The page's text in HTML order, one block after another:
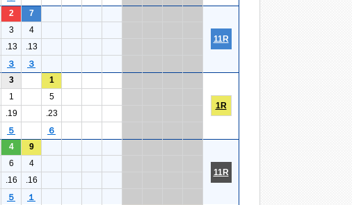
2 7
11R
3
4
.13
.13
３ ３
3 1
1R
1
5
.19
.23
５ ６
4 9
11R
6
4
.16
.16
５ １